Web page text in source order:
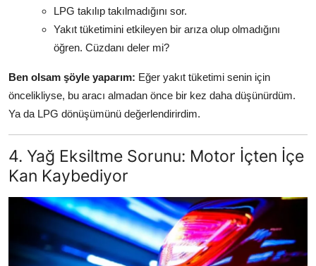
LPG takılıp takılmadığını sor.
Yakıt tüketimini etkileyen bir arıza olup olmadığını
öğren. Cüzdanı deler mi?
Ben olsam şöyle yaparım: Eğer yakıt tüketimi senin için
öncelikliyse, bu aracı almadan önce bir kez daha düşünürdüm.
Ya da LPG dönüşümünü değerlendirirdim.
4. Yağ Eksiltme Sorunu: Motor İçten İçe
Kan Kaybediyor